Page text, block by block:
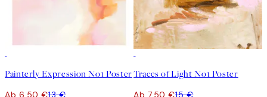
Painterly Expression No1 Poster
Ab 6,50 €13 €
Traces of Light No1 Poster
Ab 7,50 €15 €